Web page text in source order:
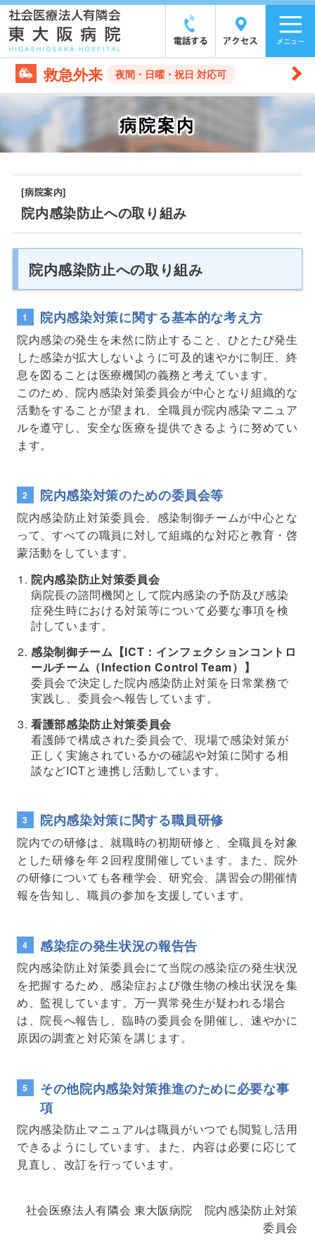
救急外来 夜間・日曜・祝日 対応可
病院案内
[病院案内]
院内感染防止への取り組み
院内感染防止への取り組み
院内感染対策に関する基本的な考え方
院内感染の発生を未然に防止すること、ひとたび発生
した感染が拡大しないように可及的速やかに制圧、終
息を図ることは医療機関の義務と考えています。
このため、院内感染対策委員会が中心となり組織的な
活動をすることが望まれ、全職員が院内感染マニュア
ルを遵守し、安全な医療を提供できるように努めてい
ます。
院内感染対策のための委員会等
院内感染防止対策委員会、感染制御チームが中心とな
って、すべての職員に対して組織的な対応と教育・啓
蒙活動をしています。
院内感染防止対策委員会
病院長の諮問機関として院内感染の予防及び感染
症発生時における対策等について必要な事項を検
討しています。
感染制御チーム【ICT：インフェクションコントロ
ールチーム（Infection Control Team）】
委員会で決定した院内感染防止対策を日常業務で
実践し、委員会へ報告しています。
看護部感染防止対策委員会
看護師で構成された委員会で、現場で感染対策が
正しく実施されているかの確認や対策に関する相
談などICTと連携し活動しています。
院内感染対策に関する職員研修
院内での研修は、就職時の初期研修と、全職員を対象
とした研修を年２回程度開催しています。また、院外
の研修についても各種学会、研究会、講習会の開催情
報を告知し、職員の参加を支援しています。
感染症の発生状況の報告告
院内感染防止対策委員会にて当院の感染症の発生状況
を把握するため、感染症および微生物の検出状況を集
め、監視しています。万一異常発生が疑われる場合
は、院長へ報告し、臨時の委員会を開催し、速やかに
原因の調査と対応策を講じます。
その他院内感染対策推進のために必要な事
項
院内感染防止マニュアルは職員がいつでも閲覧し活用
できるようにしています。また、内容は必要に応じて
見直し、改訂を行っています。
社会医療法人有隣会 東大阪病院 院内感染防止対策
委員会